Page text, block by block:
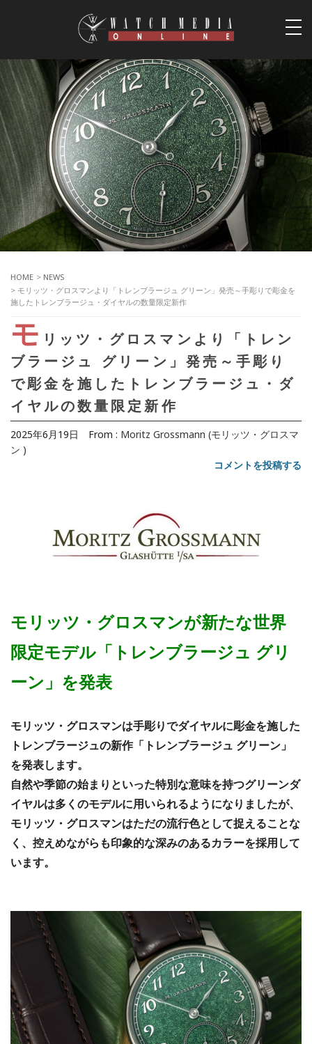
HOME > NEWS
> モリッツ・グロスマンより「トレンブラージュ グリーン」発売～手彫りで彫金を
施したトレンブラージュ・ダイヤルの数量限定新作
モ リッツ・グロスマンより「トレン
ブラージュ グリーン」発売～手彫り
で彫金を施したトレンブラージュ・ダ
イヤルの数量限定新作
2025年6月19日 From : Moritz Grossmann (モリッツ・グロスマ
ン )
コメントを投稿する
モリッツ・グロスマンが新たな世界
限定モデル「トレンブラージュ グリ
ーン」を発表
モリッツ・グロスマンは手彫りでダイヤルに彫金を施した
トレンブラージュの新作「トレンブラージュ グリーン」
を発表します。
自然や季節の始まりといった特別な意味を持つグリーンダ
イヤルは多くのモデルに用いられるようになりましたが、
モリッツ・グロスマンはただの流行色として捉えることな
く、控えめながらも印象的な深みのあるカラーを採用して
います。